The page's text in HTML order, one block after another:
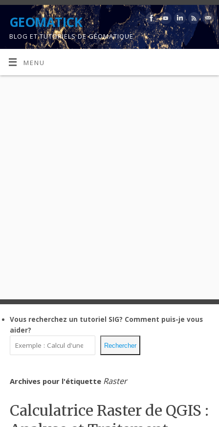
GEOMATICK
BLOG ET TUTORIELS DE GÉOMATIQUE
MENU
Vous recherchez un tutoriel SIG? Comment puis-je vous
aider?
Rechercher
Archives pour l'étiquette Raster
Calculatrice Raster de QGIS :